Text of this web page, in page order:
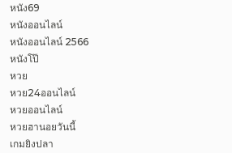
หนัง69
หนังออนไลน์
หนังออนไลน์ 2566
หนังโป๊
หวย
หวย24ออนไลน์
หวยออนไลน์
หวยฮานอยวันนี้
เกมยิงปลา